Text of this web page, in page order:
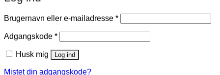
Brugernavn eller e-mailadresse *Påkrævet
Adgangskode *Påkrævet
Husk mig Log ind
Mistet din adgangskode?